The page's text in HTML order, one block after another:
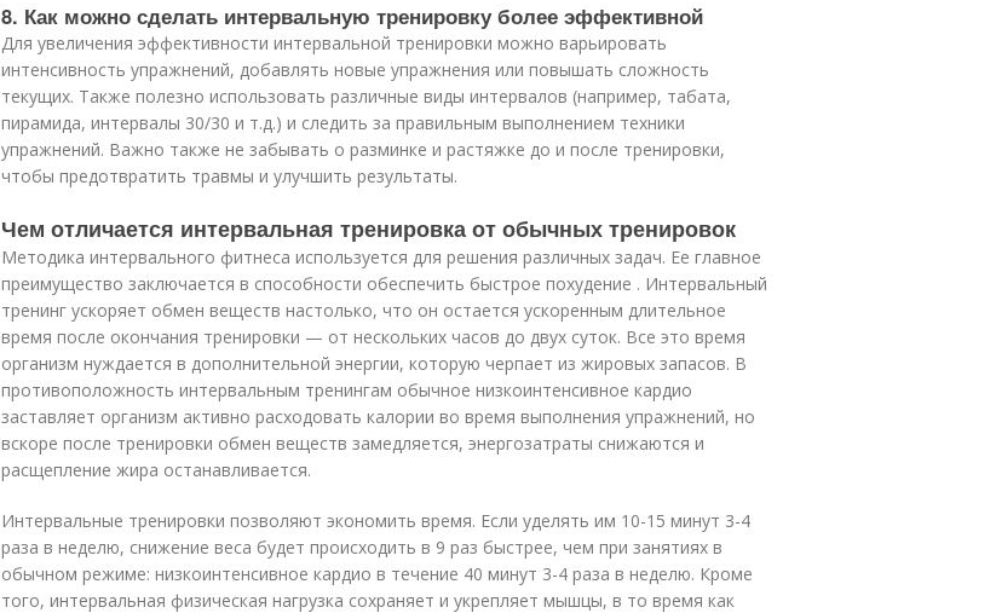
8. Как можно сделать интервальную тренировку более эффективной
Для увеличения эффективности интервальной тренировки можно варьировать
интенсивность упражнений, добавлять новые упражнения или повышать сложность
текущих. Также полезно использовать различные виды интервалов (например, табата,
пирамида, интервалы 30/30 и т.д.) и следить за правильным выполнением техники
упражнений. Важно также не забывать о разминке и растяжке до и после тренировки,
чтобы предотвратить травмы и улучшить результаты.
Чем отличается интервальная тренировка от обычных тренировок
Методика интервального фитнеса используется для решения различных задач. Ее главное
преимущество заключается в способности обеспечить быстрое похудение . Интервальный
тренинг ускоряет обмен веществ настолько, что он остается ускоренным длительное
время после окончания тренировки — от нескольких часов до двух суток. Все это время
организм нуждается в дополнительной энергии, которую черпает из жировых запасов. В
противоположность интервальным тренингам обычное низкоинтенсивное кардио
заставляет организм активно расходовать калории во время выполнения упражнений, но
вскоре после тренировки обмен веществ замедляется, энергозатраты снижаются и
расщепление жира останавливается.
Интервальные тренировки позволяют экономить время. Если уделять им 10-15 минут 3-4
раза в неделю, снижение веса будет происходить в 9 раз быстрее, чем при занятиях в
обычном режиме: низкоинтенсивное кардио в течение 40 минут 3-4 раза в неделю. Кроме
того, интервальная физическая нагрузка сохраняет и укрепляет мышцы, в то время как